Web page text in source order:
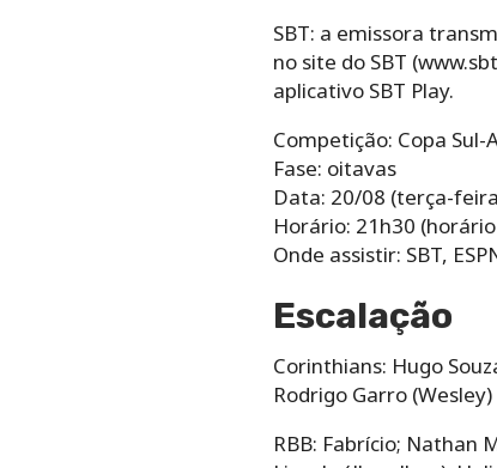
SBT: a emissora
no site do SBT
aplicativo SBT Play.
Competição: Copa Sul-
Fase: oitavas
Data: 20/08 (terça-
Horário: 21h30
Onde assistir: SBT,
Escalação
Corinthians: Hugo
Rodrigo Garro
RBB: Fabrício; Nathan